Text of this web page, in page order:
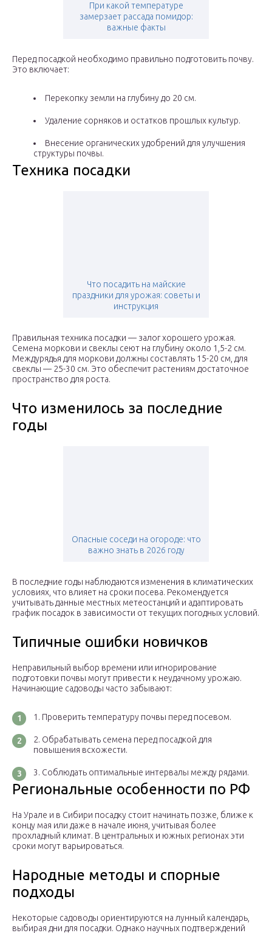
При какой температуре
замерзает рассада помидор:
важные факты
Перед посадкой необходимо правильно подготовить почву.
Это включает:
Перекопку земли на глубину до 20 см.
Удаление сорняков и остатков прошлых культур.
Внесение органических удобрений для улучшения
структуры почвы.
Техника посадки
Что посадить на майские
праздники для урожая: советы и
инструкция
Правильная техника посадки — залог хорошего урожая.
Семена моркови и свеклы сеют на глубину около 1,5-2 см.
Междурядья для моркови должны составлять 15-20 см, для
свеклы — 25-30 см. Это обеспечит растениям достаточное
пространство для роста.
Что изменилось за последние
годы
Опасные соседи на огороде: что
важно знать в 2026 году
В последние годы наблюдаются изменения в климатических
условиях, что влияет на сроки посева. Рекомендуется
учитывать данные местных метеостанций и адаптировать
график посадок в зависимости от текущих погодных условий.
Типичные ошибки новичков
Неправильный выбор времени или игнорирование
подготовки почвы могут привести к неудачному урожаю.
Начинающие садоводы часто забывают:
Проверить температуру почвы перед посевом.
Обрабатывать семена перед посадкой для
повышения всхожести.
Соблюдать оптимальные интервалы между рядами.
Региональные особенности по РФ
На Урале и в Сибири посадку стоит начинать позже, ближе к
концу мая или даже в начале июня, учитывая более
прохладный климат. В центральных и южных регионах эти
сроки могут варьироваться.
Народные методы и спорные
подходы
Некоторые садоводы ориентируются на лунный календарь,
выбирая дни для посадки. Однако научных подтверждений